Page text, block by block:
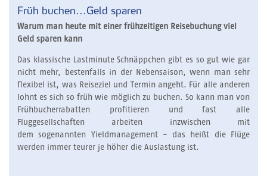
Früh buchen...Geld sparen
Warum man heute mit einer frühzeitigen Reisebuchung viel
Geld sparen kann
Das klassische Lastminute Schnäppchen gibt es so gut wie gar
nicht mehr, bestenfalls in der Nebensaison, wenn man sehr
flexibel ist, was Reiseziel und Termin angeht. Für alle anderen
lohnt es sich so früh wie möglich zu buchen. So kann man von
Frühbucherrabatten profitieren und fast alle
Fluggesellschaften arbeiten inzwischen mit
dem sogenannten Yieldmanagement - das heißt die Flüge
werden immer teurer je höher die Auslastung ist.